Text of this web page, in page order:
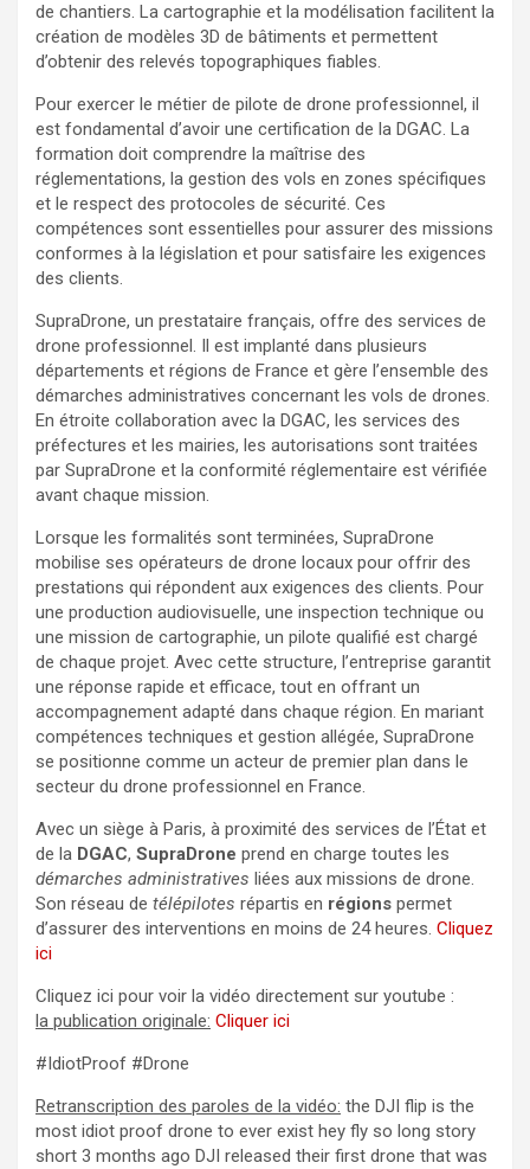
de chantiers. La cartographie et la modélisation facilitent la
création de modèles 3D de bâtiments et permettent
d’obtenir des relevés topographiques fiables.
Pour exercer le métier de pilote de drone professionnel, il
est fondamental d’avoir une certification de la DGAC. La
formation doit comprendre la maîtrise des
réglementations, la gestion des vols en zones spécifiques
et le respect des protocoles de sécurité. Ces
compétences sont essentielles pour assurer des missions
conformes à la législation et pour satisfaire les exigences
des clients.
SupraDrone, un prestataire français, offre des services de
drone professionnel. Il est implanté dans plusieurs
départements et régions de France et gère l’ensemble des
démarches administratives concernant les vols de drones.
En étroite collaboration avec la DGAC, les services des
préfectures et les mairies, les autorisations sont traitées
par SupraDrone et la conformité réglementaire est vérifiée
avant chaque mission.
Lorsque les formalités sont terminées, SupraDrone
mobilise ses opérateurs de drone locaux pour offrir des
prestations qui répondent aux exigences des clients. Pour
une production audiovisuelle, une inspection technique ou
une mission de cartographie, un pilote qualifié est chargé
de chaque projet. Avec cette structure, l’entreprise garantit
une réponse rapide et efficace, tout en offrant un
accompagnement adapté dans chaque région. En mariant
compétences techniques et gestion allégée, SupraDrone
se positionne comme un acteur de premier plan dans le
secteur du drone professionnel en France.
Avec un siège à Paris, à proximité des services de l’État et
de la DGAC, SupraDrone prend en charge toutes les
démarches administratives liées aux missions de drone.
Son réseau de télépilotes répartis en régions permet
d’assurer des interventions en moins de 24 heures. Cliquez
ici
Cliquez ici pour voir la vidéo directement sur youtube :
la publication originale: Cliquer ici
#IdiotProof #Drone
Retranscription des paroles de la vidéo: the DJI flip is the
most idiot proof drone to ever exist hey fly so long story
short 3 months ago DJI released their first drone that was